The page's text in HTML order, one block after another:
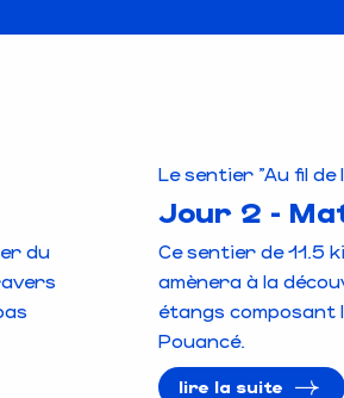
du
Le sentier "Au fil de
Jour 2 -
Ce sentier de 11.5
amènera à la
étangs composant
Pouancé.
lire la suite